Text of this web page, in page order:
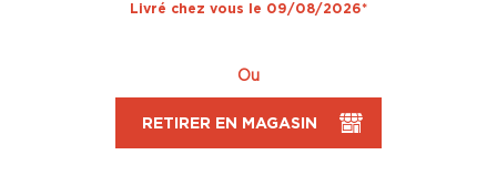
Livré chez vous le 09/08/2026*
Ou
RETIRER EN MAGASIN